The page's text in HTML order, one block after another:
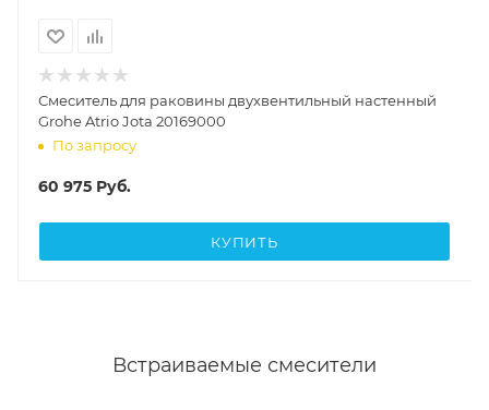
Смеситель для раковины двухвентильный настенный
Grohe Atrio Jota 20169000
По запросу
60 975 Руб.
КУПИТЬ
Встраиваемые смесители